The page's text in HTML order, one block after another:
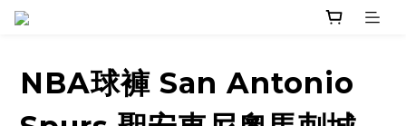
NBA球褲 San Antonio